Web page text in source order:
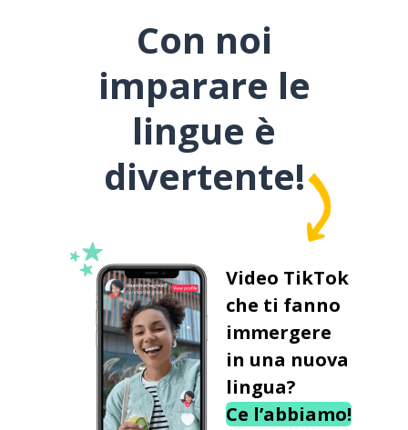
Con noi
imparare le
lingue è
divertente!
Video TikTok
che ti fanno
immergere
in una nuova
lingua?
Ce l’abbiamo!